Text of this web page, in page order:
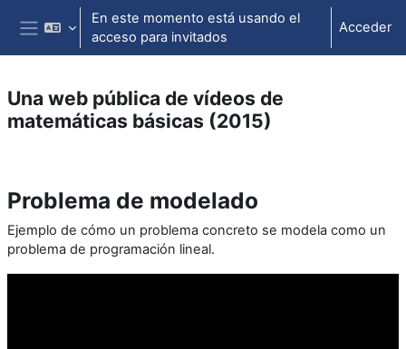
Salta al contenido principal
Panel lateral
En este momento está usando el
acceso para invitados
Acceder
Una web pública de vídeos de
matemáticas básicas (2015)
Problema de modelado
Ejemplo de cómo un problema concreto se modela como un
problema de programación lineal.